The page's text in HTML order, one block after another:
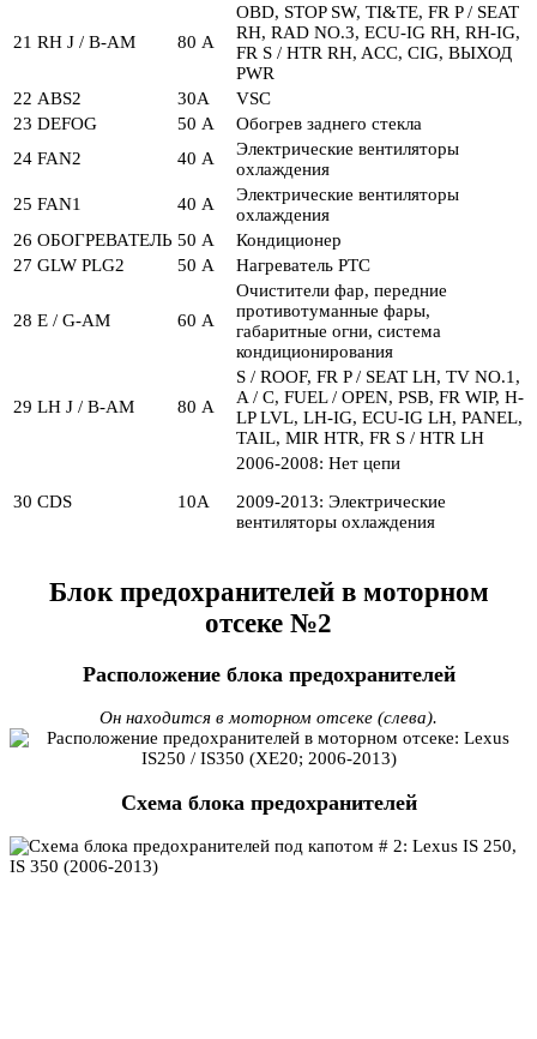
21 RH J / B-AM 80 А
OBD, STOP SW, TI&TE, FR P / SEAT
RH, RAD NO.3, ECU-IG RH, RH-IG,
FR S / HTR RH, ACC, CIG, ВЫХОД
PWR
22 ABS2 30А
VSC
23 DEFOG 50 А
Обогрев заднего стекла
24 FAN2 40 А
Электрические вентиляторы
охлаждения
25 FAN1 40 А
Электрические вентиляторы
охлаждения
26 ОБОГРЕВАТЕЛЬ 50 А
Кондиционер
27 GLW PLG2 50 А Нагреватель PTC
28 E / G-AM 60 А
Очистители фар, передние
противотуманные фары,
габаритные огни, система
кондиционирования
29 LH J / B-AM 80 А
S / ROOF, FR P / SEAT LH, TV NO.1,
A / C, FUEL / OPEN, PSB, FR WIP, H-
LP LVL, LH-IG, ECU-IG LH, PANEL,
TAIL, MIR HTR, FR S / HTR LH
30 CDS 10А
2006-2008: Нет цепи
2009-2013: Электрические
вентиляторы охлаждения
Блок предохранителей в моторном
отсеке №2
Расположение блока предохранителей
Он находится в моторном отсеке (слева).
Схема блока предохранителей